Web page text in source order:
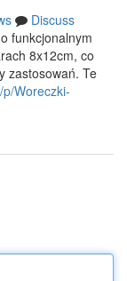
Discuss
funkcjonalnym
8x12cm, co
zastosowań. Te
Woreczki-